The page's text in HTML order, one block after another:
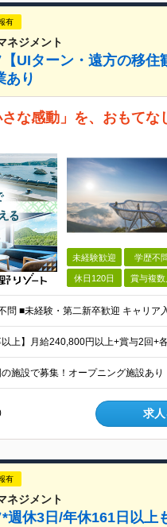
有
ネジメント
UIターン・遠方の移
あり
な感動」を、おもて
未経験歓迎 学歴不
休日120日 賞与複数
求
有
ネジメント
週休3日/年休161日以